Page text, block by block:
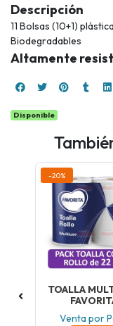
Descripción
11 Bolsas (10+1)
Biodegradables
Altamente
Disponible
-20%
TOALLA
Venta por